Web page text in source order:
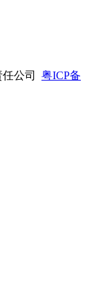
任公司 粤ICP备